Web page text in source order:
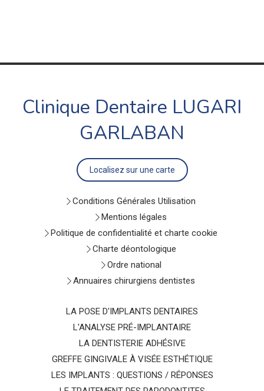
Clinique Dentaire LUGARI
GARLABAN
Localisez sur une carte
Conditions Générales Utilisation
Mentions légales
Politique de confidentialité et charte cookie
Charte déontologique
Ordre national
Annuaires chirurgiens dentistes
LA POSE D'IMPLANTS DENTAIRES
L'ANALYSE PRÉ-IMPLANTAIRE
LA DENTISTERIE ADHÉSIVE
GREFFE GINGIVALE À VISÉE ESTHÉTIQUE
LES IMPLANTS : QUESTIONS / RÉPONSES